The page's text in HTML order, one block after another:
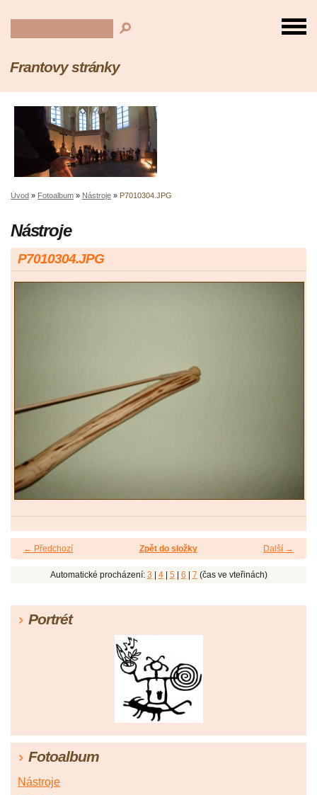
Frantovy stránky
Úvod » Fotoalbum » Nástroje » P7010304.JPG
Nástroje
P7010304.JPG
← Předchozí Další →
Zpět do složky
Automatické procházení: 3 4| 5| 6 7 (čas ve vteřinách)
Portrét
Fotoalbum
Nástroje